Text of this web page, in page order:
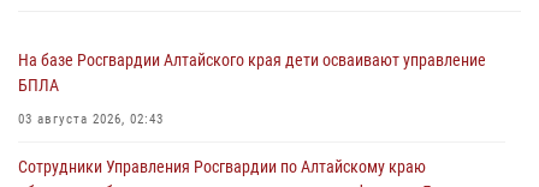
На базе Росгвардии Алтайского края дети осваивают управление
БПЛА
03 августа 2026, 02:43
Сотрудники Управления Росгвардии по Алтайскому краю